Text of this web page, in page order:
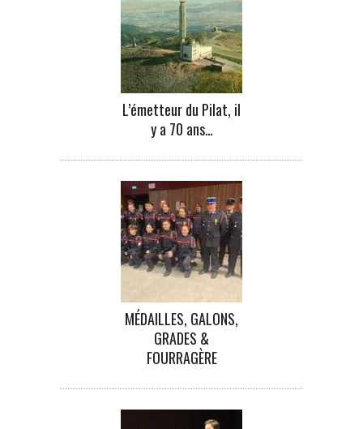
L’émetteur du Pilat, il
y a 70 ans…
MÉDAILLES, GALONS,
GRADES &
FOURRAGÈRE